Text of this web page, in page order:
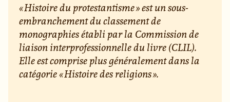
« Histoire du protestantisme » est un sous-
embranchement du classement de
monographies établi par la Commission de
liaison interprofessionnelle du livre (CLIL).
Elle est comprise plus généralement dans la
catégorie « Histoire des religions ».